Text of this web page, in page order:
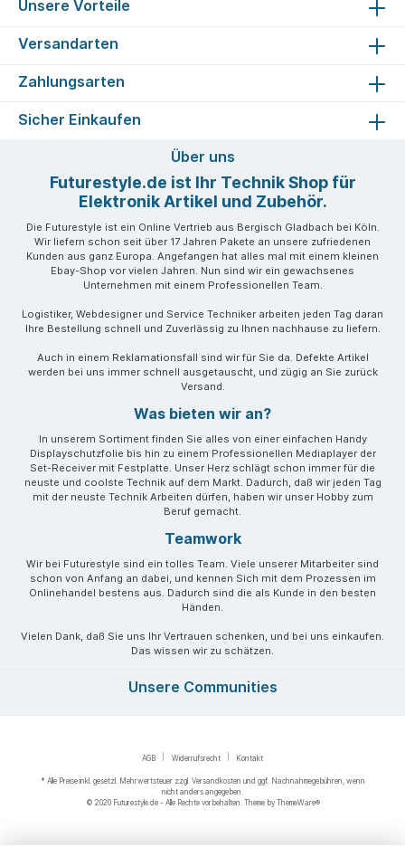
Unsere Vorteile
Versandarten
Zahlungsarten
Sicher Einkaufen
Über uns
Futurestyle.de ist Ihr Technik Shop für
Elektronik Artikel und Zubehör.
Die Futurestyle ist ein Online Vertrieb aus Bergisch Gladbach bei Köln.
Wir liefern schon seit über 17 Jahren Pakete an unsere zufriedenen
Kunden aus ganz Europa. Angefangen hat alles mal mit einem kleinen
Ebay-Shop vor vielen Jahren. Nun sind wir ein gewachsenes
Unternehmen mit einem Professionellen Team.
Logistiker, Webdesigner und Service Techniker arbeiten jeden Tag daran
Ihre Bestellung schnell und Zuverlässig zu Ihnen nachhause zu liefern.
Auch in einem Reklamationsfall sind wir für Sie da. Defekte Artikel
werden bei uns immer schnell ausgetauscht, und zügig an Sie zurück
Versand.
Was bieten wir an?
In unserem Sortiment finden Sie alles von einer einfachen Handy
Displayschutzfolie bis hin zu einem Professionellen Mediaplayer der
Set-Receiver mit Festplatte. Unser Herz schlägt schon immer für die
neuste und coolste Technik auf dem Markt. Dadurch, daß wir jeden Tag
mit der neuste Technik Arbeiten dürfen, haben wir unser Hobby zum
Beruf gemacht.
Teamwork
Wir bei Futurestyle sind ein tolles Team. Viele unserer Mitarbeiter sind
schon von Anfang an dabei, und kennen Sich mit dem Prozessen im
Onlinehandel bestens aus. Dadurch sind die als Kunde in den besten
Händen.
Vielen Dank, daß Sie uns Ihr Vertrauen schenken, und bei uns einkaufen.
Das wissen wir zu schätzen.
Unsere Communities
AGB Widerrufsrecht Kontakt
* Alle Preise inkl. gesetzl. Mehrwertsteuer zzgl. Versandkosten und ggf. Nachnahmegebühren, wenn
nicht anders angegeben.
© 2020 Futurestyle.de - Alle Rechte vorbehalten. Theme by ThemeWare®